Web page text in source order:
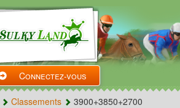
Connectez-vous
Classements 3900+3850+2700